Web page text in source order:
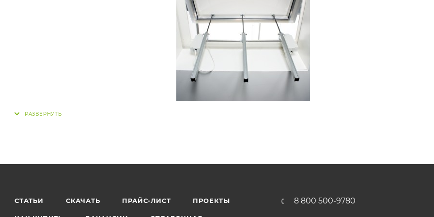
СТАТЬИ СКАЧАТЬ ПРАЙС-ЛИСТ ПРОЕКТЫ 8 800 500-9780